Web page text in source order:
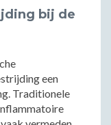
bij de
een
Traditionele